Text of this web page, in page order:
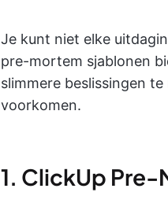
Je kunt niet elke
pre-mortem sjablonen
slimmere beslissingen
voorkomen.
1. ClickUp